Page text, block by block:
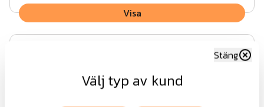
Visa
Välj typ av kund
Stäng